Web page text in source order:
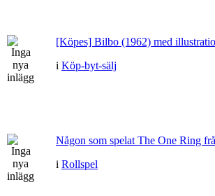
[Köpes] Bilbo (1962) med
i Köp-byt-sälj
Någon som spelat The One Ring
i Rollspel